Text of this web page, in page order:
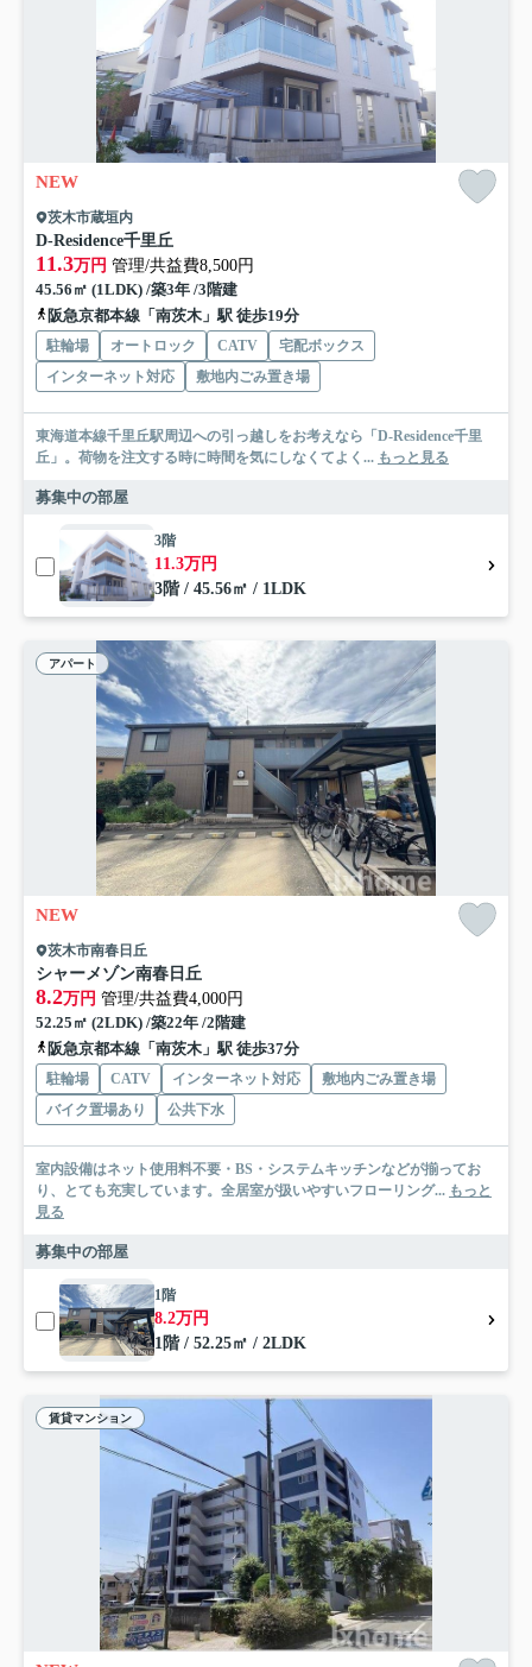
NEW
茨木市蔵垣内
D-Residence千里丘
11.3万円 管理/共益費8,500円
45.56㎡ (1LDK) /築3年 /3階建
阪急京都本線「南茨木」駅 徒歩19分
駐輪場 オートロック CATV
宅配ボックス
インターネット対応
敷地内ごみ置き場
東海道本線千里丘駅周辺への引っ越しをお考えなら「D-Residence千里
丘」。荷物を注文する時に時間を気にしなくてよく... もっと見る
募集中の部屋
3階
11.3万円
3階 / 45.56㎡ / 1LDK
アパート
NEW
茨木市南春日丘
シャーメゾン南春日丘
8.2万円 管理/共益費4,000円
52.25㎡ (2LDK) /築22年 /2階建
阪急京都本線「南茨木」駅 徒歩37分
駐輪場 CATV インターネット対応
敷地内ごみ置き場
バイク置場あり
公共下水
室内設備はネット使用料不要・BS・システムキッチンなどが揃ってお
り、とても充実しています。全居室が扱いやすいフローリング... もっと
見る
募集中の部屋
1階
8.2万円
1階 / 52.25㎡ / 2LDK
賃貸マンション